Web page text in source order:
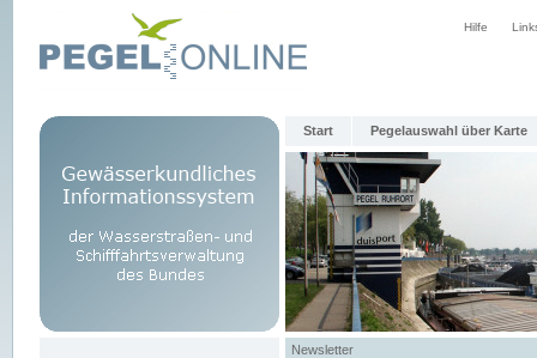
Hilfe
Start Pegelauswahl über Karte
Newsletter